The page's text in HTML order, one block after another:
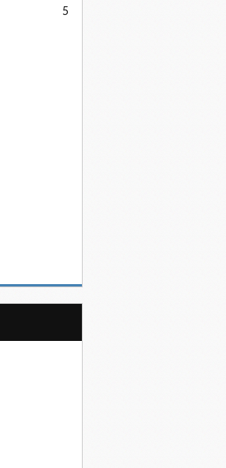
5